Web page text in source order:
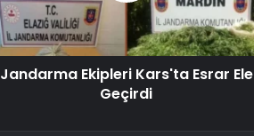
Jandarma Ekipleri Kars'ta Esrar Ele
Geçirdi